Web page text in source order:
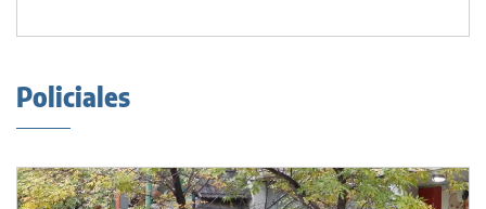
Policiales